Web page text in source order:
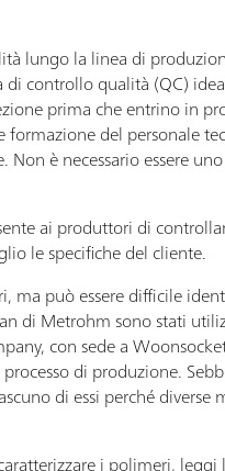
lungo la linea di
controllo qualità (QC)
prima che entrino in
del personale
è necessario essere
ai produttori di
le specifiche del cliente.
ma può essere difficile
di Metrohm sono stati
con sede a
di produzione.
di essi perché diverse
i polimeri, leggi